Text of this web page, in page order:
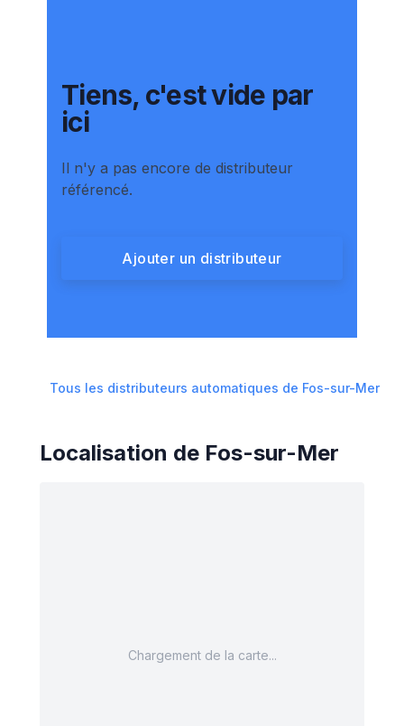
Tiens, c'est vide par
ici
Il n'y a pas encore de distributeur
référencé.
Ajouter un distributeur
Tous les distributeurs automatiques de Fos-sur-Mer
Localisation de Fos-sur-Mer
Chargement de la carte...